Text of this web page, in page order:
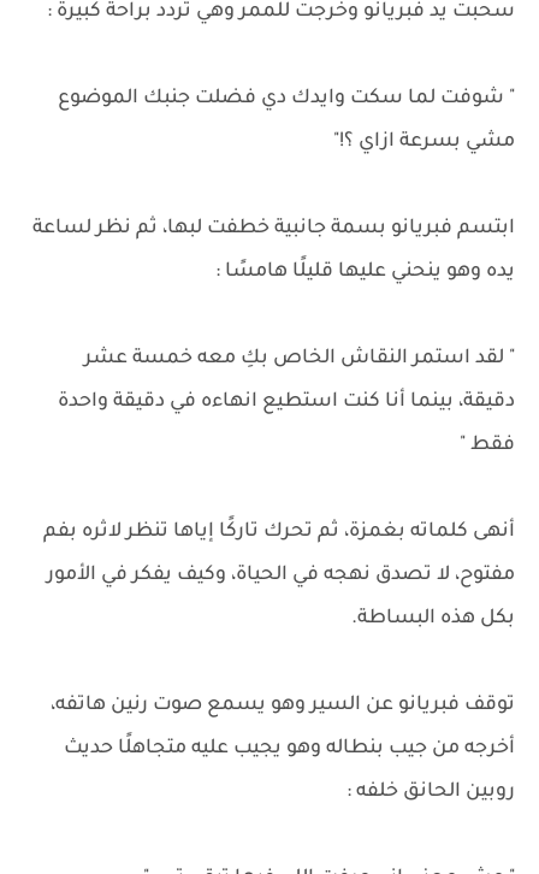
سحبت يد فبريانو وخرجت للممر وهي تردد براحة كبيرة :
" شوفت لما سكت وايدك دي فضلت جنبك الموضوع
مشي بسرعة ازاي ؟!"
ابتسم فبريانو بسمة جانبية خطفت لبها، ثم نظر لساعة
يده وهو ينحني عليها قليلًا هامسًا :
" لقد استمر النقاش الخاص بكِ معه خمسة عشر
دقيقة، بينما أنا كنت استطيع انهاءه في دقيقة واحدة
فقط "
أنهى كلماته بغمزة، ثم تحرك تاركًا إياها تنظر لاثره بفم
مفتوح، لا تصدق نهجه في الحياة، وكيف يفكر في الأمور
بكل هذه البساطة.
توقف فبريانو عن السير وهو يسمع صوت رنين هاتفه،
أخرجه من جيب بنطاله وهو يجيب عليه متجاهلًا حديث
روبين الحانق خلفه :